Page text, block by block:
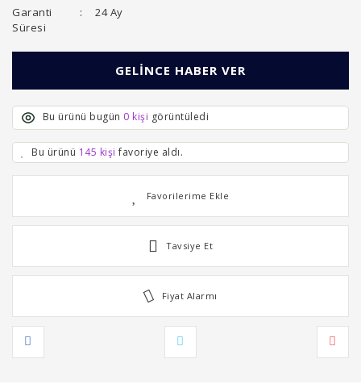
Garanti
Süresi
24 Ay
GELİNCE HABER VER
Bu ürünü bugün 0 kişi görüntüledi
Bu ürünü 145 kişi favoriye aldı.
Tavsiye Et
Fiyat Alarmı